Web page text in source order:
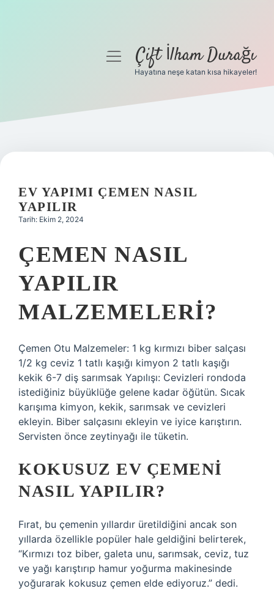
Gizlilik Politikası
Yasal Uyarı
menüyüÇift İlham Durağı
Hayatına neşe katan kısa hikayeler!
EV YAPIMI ÇEMEN NASIL
YAPILIR
Tarih: Ekim 2, 2024
ÇEMEN NASIL
YAPILIR
MALZEMELERI?
Çemen Otu Malzemeler: 1 kg kırmızı biber salçası
1/2 kg ceviz 1 tatlı kaşığı kimyon 2 tatlı kaşığı
kekik 6-7 diş sarımsak Yapılışı: Cevizleri rondoda
istediğiniz büyüklüğe gelene kadar öğütün. Sıcak
karışıma kimyon, kekik, sarımsak ve cevizleri
ekleyin. Biber salçasını ekleyin ve iyice karıştırın.
Servisten önce zeytinyağı ile tüketin.
KOKUSUZ EV ÇEMENI
NASIL YAPILIR?
Fırat, bu çemenin yıllardır üretildiğini ancak son
yıllarda özellikle popüler hale geldiğini belirterek,
“Kırmızı toz biber, galeta unu, sarımsak, ceviz, tuz
ve yağı karıştırıp hamur yoğurma makinesinde
yoğurarak kokusuz çemen elde ediyoruz.” dedi.